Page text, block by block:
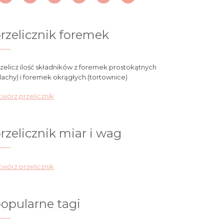
foremek
ilość składników z foremek prostokątnych
i foremek okrągłych (tortownice)
przelicznik
miar i wag
przelicznik
tagi